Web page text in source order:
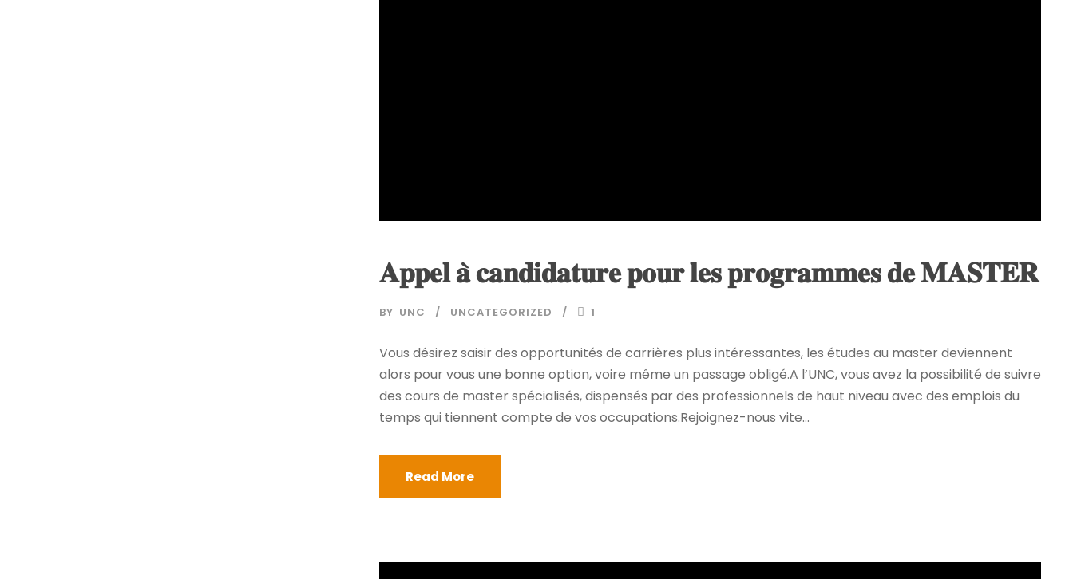
𝐀𝐩𝐩𝐞𝐥 𝐚̀ 𝐜𝐚𝐧𝐝𝐢𝐝𝐚𝐭𝐮𝐫𝐞 𝐩𝐨𝐮𝐫 𝐥𝐞𝐬 𝐩𝐫𝐨𝐠𝐫𝐚𝐦𝐦𝐞𝐬 𝐝𝐞 𝐌𝐀𝐒𝐓𝐄𝐑
BY UNC UNCATEGORIZED 1
Vous désirez saisir des opportunités de carrières plus intéressantes, les études au master deviennent
alors pour vous une bonne option, voire même un passage obligé.A l’UNC, vous avez la possibilité de suivre
des cours de master spécialisés, dispensés par des professionnels de haut niveau avec des emplois du
temps qui tiennent compte de vos occupations.Rejoignez-nous vite...
Read More